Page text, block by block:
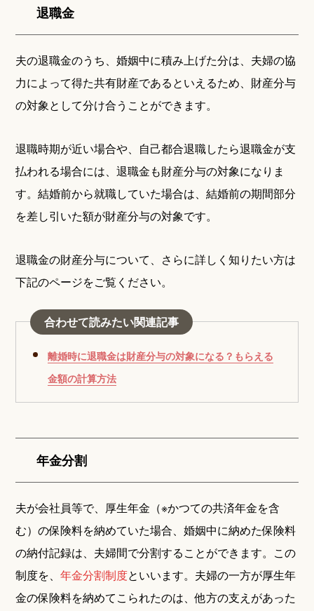
退職金
夫の退職金のうち、婚姻中に積み上げた分は、夫婦の協
力によって得た共有財産であるといえるため、財産分与
の対象として分け合うことができます。
退職時期が近い場合や、自己都合退職したら退職金が支
払われる場合には、退職金も財産分与の対象になりま
す。結婚前から就職していた場合は、結婚前の期間部分
を差し引いた額が財産分与の対象です。
退職金の財産分与について、さらに詳しく知りたい方は
下記のページをご覧ください。
合わせて読みたい関連記事
離婚時に退職金は財産分与の対象になる？もらえる
金額の計算方法
年金分割
夫が会社員等で、厚生年金（※かつての共済年金を含
む）の保険料を納めていた場合、婚姻中に納めた保険料
の納付記録は、夫婦間で分割することができます。この
制度を、年金分割制度といいます。夫婦の一方が厚生年
金の保険料を納めてこられたのは、他方の支えがあった